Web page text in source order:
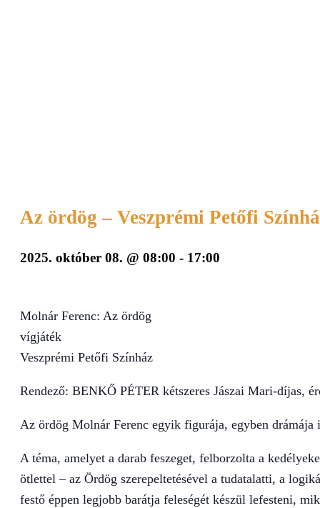
Az ördög – Veszprémi Petőfi
2025. október 08. @ 08:00 - 17:00
Molnár Ferenc: Az ördög
vígjáték
Veszprémi Petőfi Színház
Rendező: BENKŐ PÉTER kétszeres Jászai Mari-díjas,
Az ördög Molnár Ferenc egyik figurája, egyben drámája
A téma, amelyet a darab feszeget, felborzolta a
ötlettel – az Ördög szerepeltetésével a tudatalatti, a
festő éppen legjobb barátja feleségét készül lefesteni,